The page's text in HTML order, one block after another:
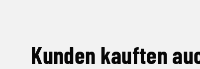
Kunden kauften